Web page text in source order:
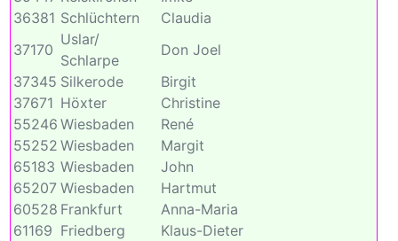
36381 Schlüchtern
Claudia
37170
Uslar/
Schlarpe
Don Joel
37345 Silkerode
Birgit
37671 Höxter
Christine
55246 Wiesbaden
René
55252 Wiesbaden
Margit
65183 Wiesbaden
John
65207 Wiesbaden
Hartmut
60528 Frankfurt
Anna-Maria
61169 Friedberg
Klaus-Dieter